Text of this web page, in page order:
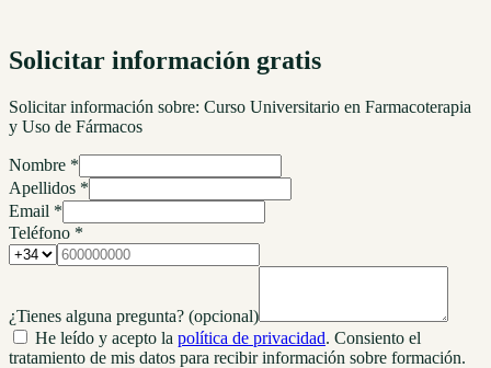
Solicitar información gratis
Solicitar información sobre: Curso Universitario en Farmacoterapia
y Uso de Fármacos
Nombre *
Apellidos *
Email *
Teléfono *
¿Tienes alguna pregunta? (opcional)
He leído y acepto la política de privacidad. Consiento el
tratamiento de mis datos para recibir información sobre formación.